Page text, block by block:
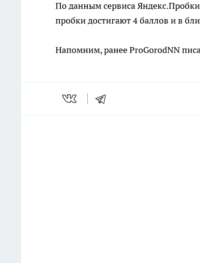
По данным сервиса
пробки достигают 4 баллов и в
Напомним, ранее ProGorodNN